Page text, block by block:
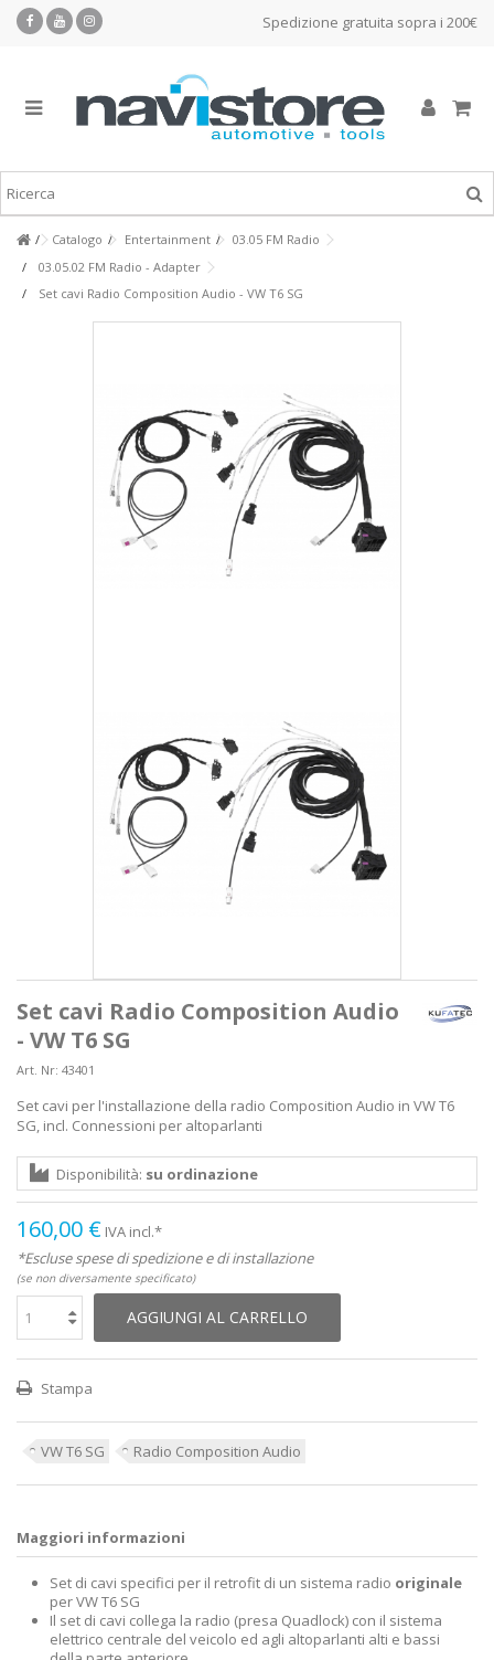
Spedizione gratuita sopra i 200€
Catalogo Entertainment
03.05 FM Radio
03.05.02 FM Radio - Adapter
Set cavi Radio Composition Audio - VW T6 SG
Set cavi Radio Composition Audio
- VW T6 SG
Art. Nr: 43401
Set cavi per l'installazione della radio Composition Audio in VW T6
SG, incl. Connessioni per altoparlanti
Disponibilità: su ordinazione
160,00 € IVA incl.*
*Escluse spese di spedizione e di installazione
(se non diversamente specificato)
AGGIUNGI AL CARRELLO
Stampa
VW T6 SG Radio Composition Audio
Maggiori informazioni
Set di cavi specifici per il retrofit di un sistema radio originale
per VW T6 SG
Il set di cavi collega la radio (presa Quadlock) con il sistema
elettrico centrale del veicolo ed agli altoparlanti alti e bassi